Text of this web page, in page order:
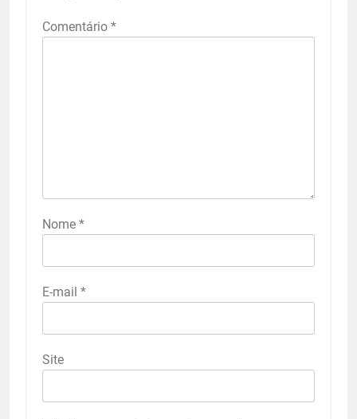
Comentário *
Nome *
E-mail *
Site